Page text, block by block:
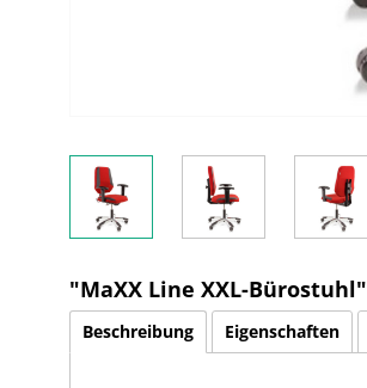
"MaXX Line XXL-Bürostuhl"
Beschreibung Eigenschaften